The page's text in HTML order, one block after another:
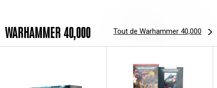
WARHAMMER 40,000 Tout de Warhammer 40,000